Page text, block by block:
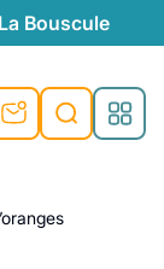
Bouscule